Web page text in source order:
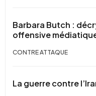
Barbara Butch :
offensive
CONTRE ATTAQUE
La guerre contre